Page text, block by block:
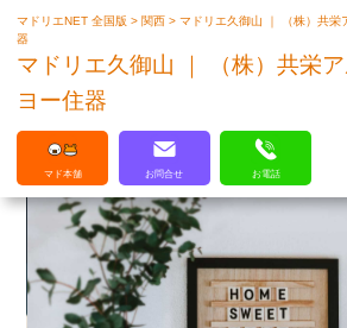
マドリエはLIXILの厳しい基準を
マドリエNET 全国版> 関西>マドリエ久御山 ｜ （株）共栄
器
マドリエ久御山 ｜ （株）共栄
ヨー住器
マド本舗 お問合せ お電話